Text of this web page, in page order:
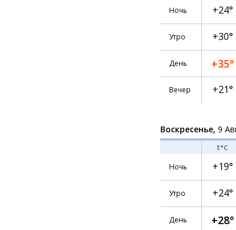
Ночь
+24°
Утро +30°
День +35°
Вечер +21°
Воскресенье, 9
t°C
Ночь
+19°
Утро +24°
День +28°